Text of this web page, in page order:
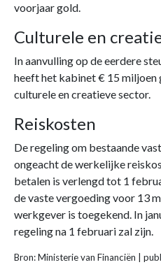
voorjaar gold.
Culturele en
In aanvulling op de eerdere
heeft het kabinet € 15 miljoen
culturele en creatieve sector.
Reiskosten
De regeling om bestaande
ongeacht de werkelijke
betalen is verlengd tot 1
de vaste vergoeding voor 13
werkgever is toegekend. In
regeling na 1 februari zal zijn.
Bron: Ministerie van Financiën |